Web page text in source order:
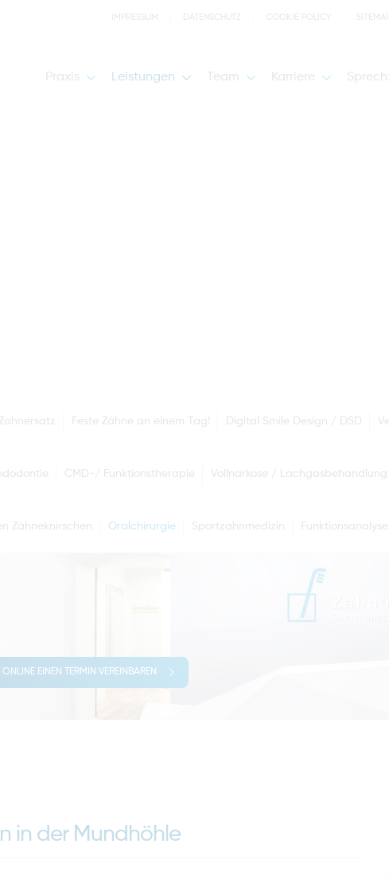
Praxis Leistungen Team Karriere
Zahnersatz Feste Zähne an einem Tag! Digital Smile Design / DSD
CMD-/ Funktionstherapie Vollnarkose / Lachgasbehandlung
Zähneknirschen Oralchirurgie Sportzahnmedizin
ONLINE EINEN TERMIN VEREINBAREN
in der Mundhöhle